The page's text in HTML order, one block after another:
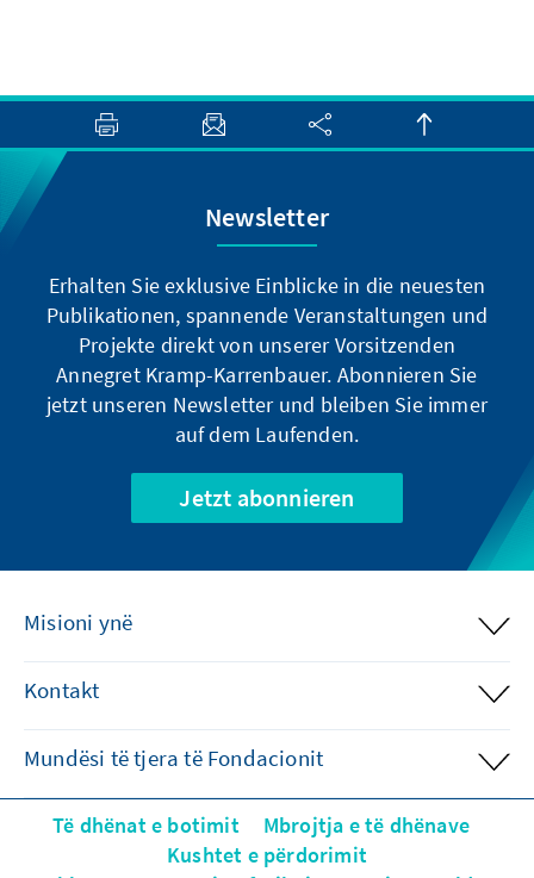
Newsletter
Erhalten Sie exklusive Einblicke in die neuesten
Publikationen, spannende Veranstaltungen und
Projekte direkt von unserer Vorsitzenden
Annegret Kramp-Karrenbauer. Abonnieren Sie
jetzt unseren Newsletter und bleiben Sie immer
auf dem Laufenden.
Jetzt abonnieren
Misioni ynë
Kontakt
Mundësi të tjera të Fondacionit
Të dhënat e botimit
Mbrojtja e të dhënave
Kushtet e përdorimit